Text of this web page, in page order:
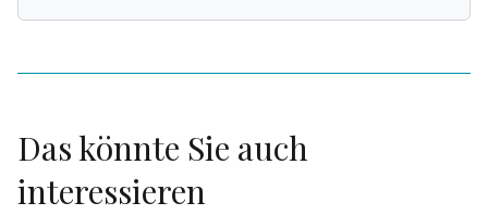
Das könnte Sie auch
interessieren